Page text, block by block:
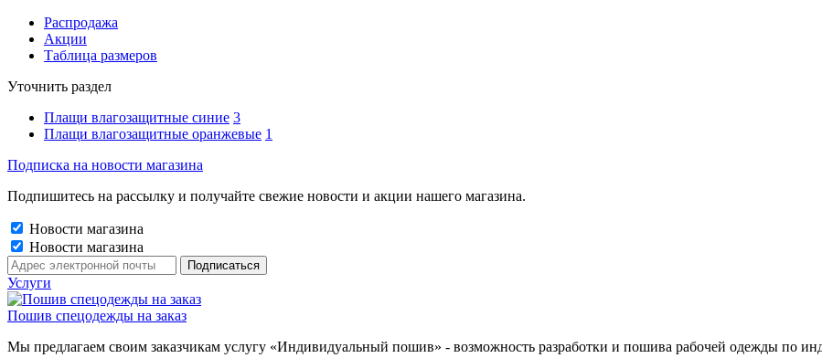
Распродажа
Акции
Таблица размеров
Уточнить раздел
Плащи влагозащитные синие 3
Плащи влагозащитные оранжевые 1
Подписка на новости магазина
Подпишитесь на рассылку и получайте свежие новости и акции нашего магазина.
Новости магазина
Новости магазина
Услуги
Пошив спецодежды на заказ
Мы предлагаем своим заказчикам услугу «Индивидуальный пошив» - возможность разработки и пошива рабочей одежды по